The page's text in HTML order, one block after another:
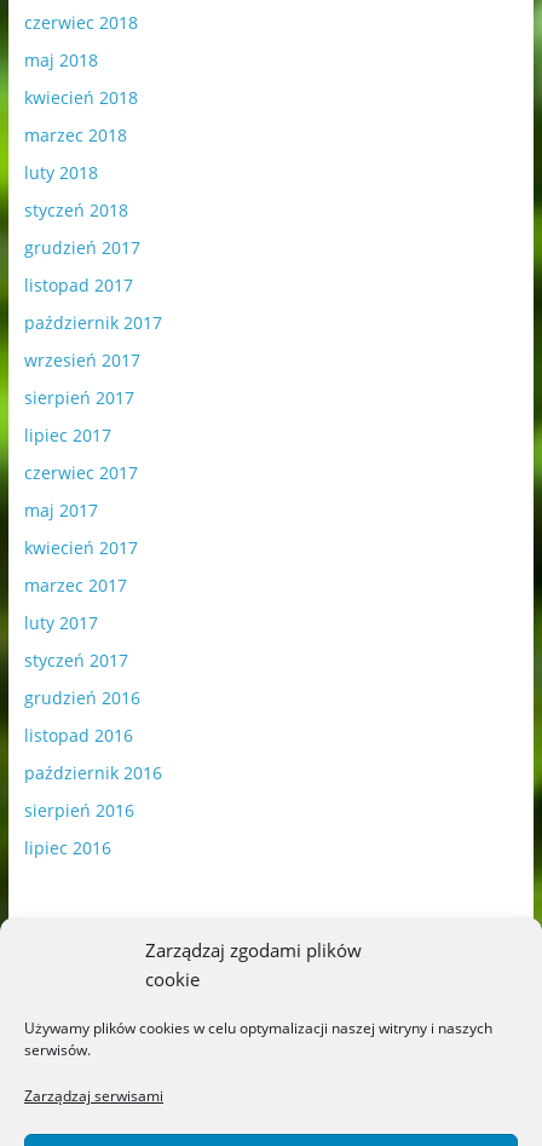
Zarządzaj zgodami plików
cookie
Używamy plików cookies w celu optymalizacji naszej witryny i naszych
serwisów.
Zarządzaj serwisami
czerwiec 2018
maj 2018
kwiecień 2018
marzec 2018
luty 2018
styczeń 2018
grudzień 2017
listopad 2017
październik 2017
wrzesień 2017
sierpień 2017
lipiec 2017
czerwiec 2017
maj 2017
kwiecień 2017
marzec 2017
luty 2017
styczeń 2017
grudzień 2016
listopad 2016
październik 2016
sierpień 2016
lipiec 2016